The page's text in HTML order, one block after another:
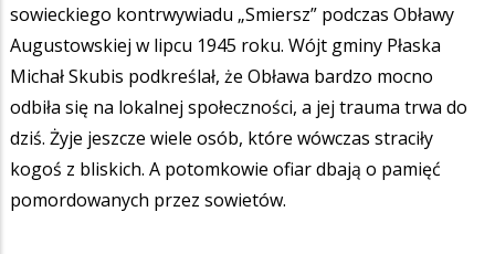
sowieckiego kontrwywiadu „Smiersz” podczas Obławy
Augustowskiej w lipcu 1945 roku. Wójt gminy Płaska
Michał Skubis podkreślał, że Obława bardzo mocno
odbiła się na lokalnej społeczności, a jej trauma trwa do
dziś. Żyje jeszcze wiele osób, które wówczas straciły
kogoś z bliskich. A potomkowie ofiar dbają o pamięć
pomordowanych przez sowietów.